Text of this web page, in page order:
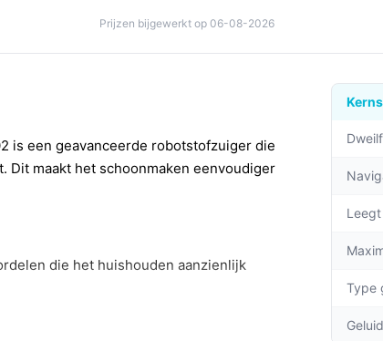
Prijzen bijgewerkt op 06-08-2026
is een geavanceerde robotstofzuiger die
Dit maakt het schoonmaken eenvoudiger
die het huishouden aanzienlijk
vuil als fijn stof, wat resulteert in een
Type